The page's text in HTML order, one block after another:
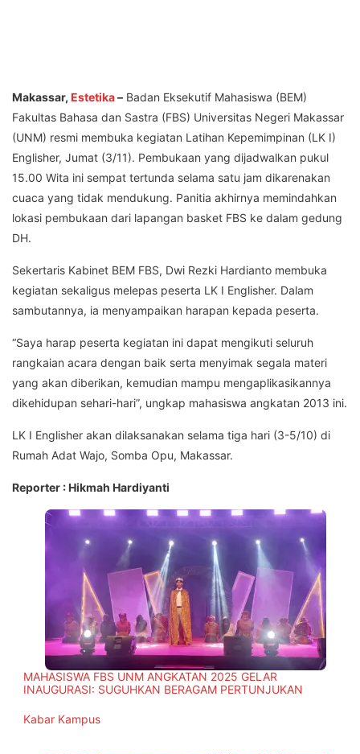
Makassar, Estetika– Badan Eksekutif Mahasiswa (BEM)
Fakultas Bahasa dan Sastra (FBS) Universitas Negeri Makassar
(UNM) resmi membuka kegiatan Latihan Kepemimpinan (LK I)
Englisher, Jumat (3/11). Pembukaan yang dijadwalkan pukul
15.00 Wita ini sempat tertunda selama satu jam dikarenakan
cuaca yang tidak mendukung. Panitia akhirnya memindahkan
lokasi pembukaan dari lapangan basket FBS ke dalam gedung
DH.
Sekertaris Kabinet BEM FBS, Dwi Rezki Hardianto membuka
kegiatan sekaligus melepas peserta LK I Englisher. Dalam
sambutannya, ia menyampaikan harapan kepada peserta.
“Saya harap peserta kegiatan ini dapat mengikuti seluruh
rangkaian acara dengan baik serta menyimak segala materi
yang akan diberikan, kemudian mampu mengaplikasikannya
dikehidupan sehari-hari”, ungkap mahasiswa angkatan 2013 ini.
LK I Englisher akan dilaksanakan selama tiga hari (3-5/10) di
Rumah Adat Wajo, Somba Opu, Makassar.
Reporter : Hikmah Hardiyanti
MAHASISWA FBS UNM ANGKATAN 2025 GELAR
INAUGURASI: SUGUHKAN BERAGAM PERTUNJUKAN
In relation to
Kabar Kampus